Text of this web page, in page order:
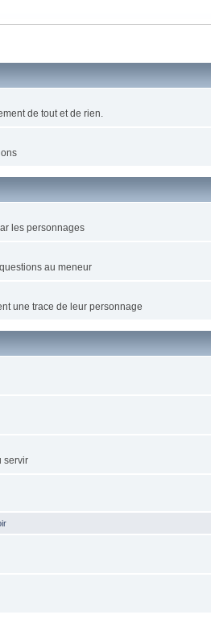
de tout et de rien.
les personnages
au meneur
une trace de leur personnage
servir